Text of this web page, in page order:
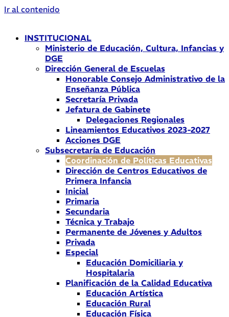
Ir al contenido
INSTITUCIONAL
Ministerio de Educación, Cultura, Infancias y
DGE
Dirección General de Escuelas
Honorable Consejo Administrativo de la
Enseñanza Pública
Secretaría Privada
Jefatura de Gabinete
Delegaciones Regionales
Lineamientos Educativos 2023-2027
Acciones DGE
Subsecretaría de Educación
Coordinación de Políticas Educativas
Dirección de Centros Educativos de
Primera Infancia
Inicial
Primaria
Secundaria
Técnica y Trabajo
Permanente de Jóvenes y Adultos
Privada
Especial
Educación Domiciliaria y
Hospitalaria
Planificación de la Calidad Educativa
Educación Artística
Educación Rural
Educación Física